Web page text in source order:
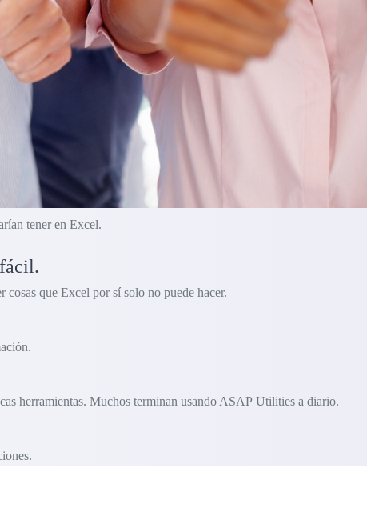
tener en Excel.
que Excel por sí solo no puede hacer.
herramientas. Muchos terminan usando ASAP Utilities a diario.